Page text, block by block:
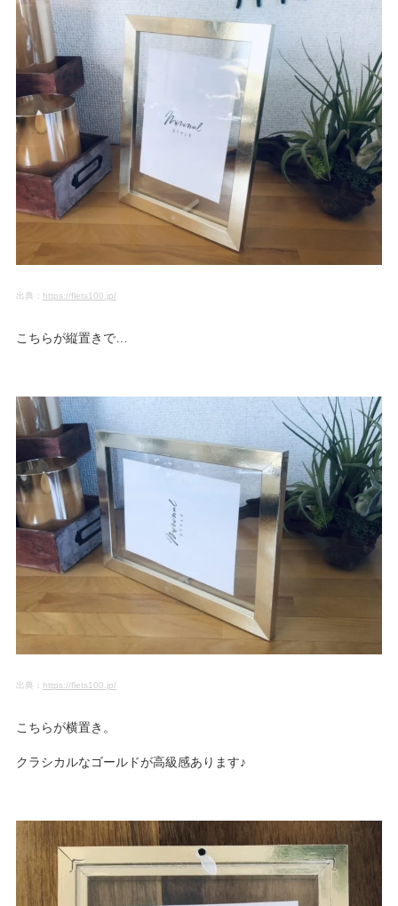
出典： https://flets100.jp/
こちらが縦置きで…
出典： https://flets100.jp/
こちらが横置き。
クラシカルなゴールドが高級感あります♪